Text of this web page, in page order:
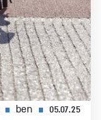
ben 05.07.25